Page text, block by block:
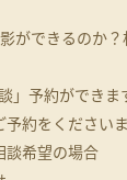
ができるのか？
」予約ができま
約をください
希望の場合